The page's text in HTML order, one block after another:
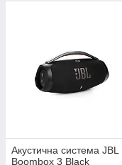
Акустична система JBL
Boombox 3 Black